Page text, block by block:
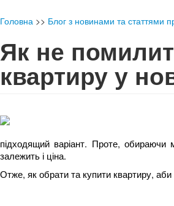
Головна >> Блог з новинами та статтями
Як не
квартиру у
підходящий варіант. Проте, обираючи
залежить і ціна.
Отже, як обрати та купити квартиру, аби